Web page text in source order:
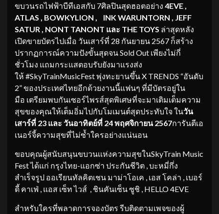
ขบวนรถไฟฟ้าบีทีเอสกับ 7ศิลปินสุดฮอตอย่าง 4EVE
ATLAS
, BOWKYLION INK WARUNTORN
, JEFF
SATUR
, NONT TANONT และ THE TOYS ล่าสุดหลัง
เปิดขายบัตรไปเมื่อ วันเสาร์ที่ 28 กันยายน 2567 ก็สร้าง
ปรากฏการณ์ความปังขั้นสุดจน Sold Out เพียงไม่กี่
ชั่วโมง แถมกระแสตอบรับยังมาแรงส่ง
ให้ #SkyTrainMusicFest พุ่งทะยานขึ้น X TRENDS “อันดับ
2” ของประเทศไทยอีกด้วยงานนี้แฟนๆ ที่มีบัตรอยู่ใน
มือ เตรียมพบกันเซอร์ไพรส์สุดพิเศษที่จะมาเติมเต็มความ
สุขของคุณให้เต็มอิ่มไปกับโมเมนต์สุดประทับใจ ในวัน
เสาร์ที่ 23 และ วันอาทิตย์ที่ 24พฤศจิกายน 2567การันตีเอ
เนอร์จี้ความสุขที่ไม่ซ้ำใครอย่างแน่นอน
ขอบคุณผู้สนับสนุนขบวนเเห่งความสุขในSkyTrain Music
Fest ได้แก่ กรุงไทย-แอกซ่า ประกันชีวิต , บะหมี่กึ่ง
สำเร็จรูป ออเรียนทัลคิตเชน มาม่าโอเค , เอส โคล่า , เบอร์
ดี้ คาเฟ่ , แอส เซ็ท ไวส์ , ชินคันเซ็น ซูชิ , HELLO 4EVE
สำหรับใครที่พลาดการจองบัตร รีบติดตามเพจของผู้